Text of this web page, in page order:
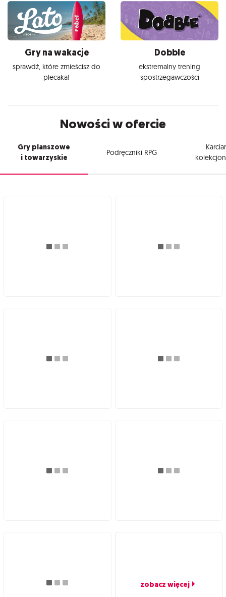
Gry na wakacje
sprawdź, które zmieścisz do
plecaka!
Dobble
ekstremalny trening
spostrzegawczości
Nowości w ofercie
Gry planszowe
i towarzyskie
Podręczniki RPG
zobacz więcej